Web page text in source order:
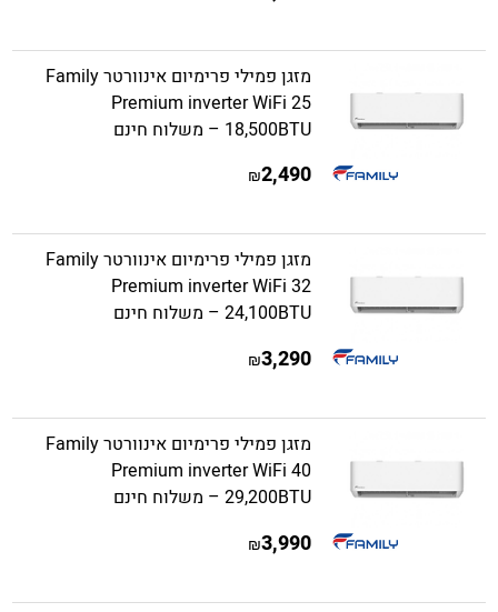
מזגן פמילי פרימיום אינוורטר Family
Premium inverter WiFi 25
18,500BTU – משלוח חינם
2,490
₪
מזגן פמילי פרימיום אינוורטר Family
Premium inverter WiFi 32
24,100BTU – משלוח חינם
3,290
₪
מזגן פמילי פרימיום אינוורטר Family
Premium inverter WiFi 40
29,200BTU – משלוח חינם
3,990
₪